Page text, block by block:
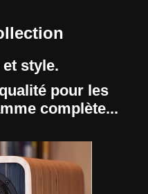
style.
pour les
complète...